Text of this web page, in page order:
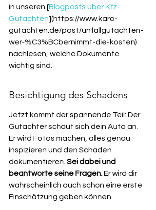
in unseren [Blogposts über Kfz-
Gutachten](https://www.karo-
gutachten.de/post/unfallgutachten-
wer-%C3%BCbernimmt-die-kosten)
nachlesen, welche Dokumente
wichtig sind.
Besichtigung des Schadens
Jetzt kommt der spannende Teil: Der
Gutachter schaut sich dein Auto an.
Er wird Fotos machen, alles genau
inspizieren und den Schaden
dokumentieren. Sei dabei und
beantworte seine Fragen. Er wird dir
wahrscheinlich auch schon eine erste
Einschätzung geben können.